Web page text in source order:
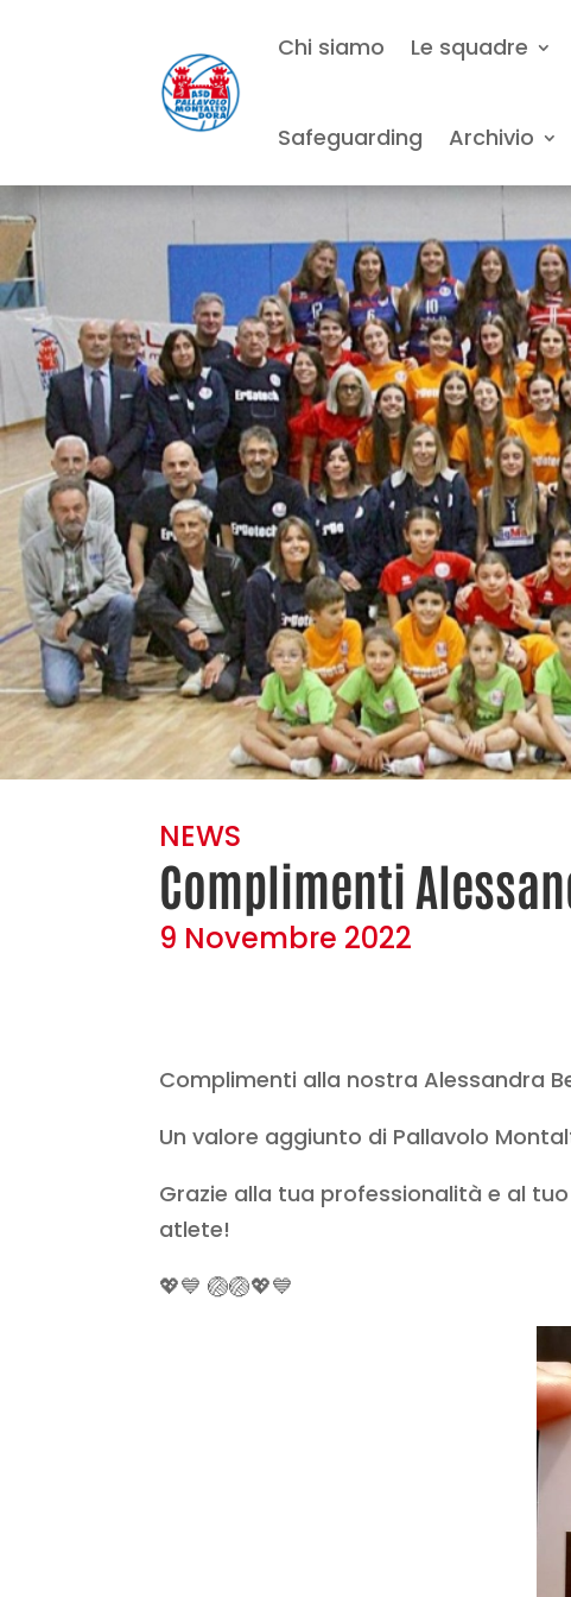
Chi siamo Le squadre
Safeguarding Archivio
NEWS
Complimenti
9 Novembre 2022
Complimenti alla nostra Alessandra
Un valore aggiunto di Pallavolo
Grazie alla tua professionalità e al
atlete!
💖💙 🏐🏐💖💙